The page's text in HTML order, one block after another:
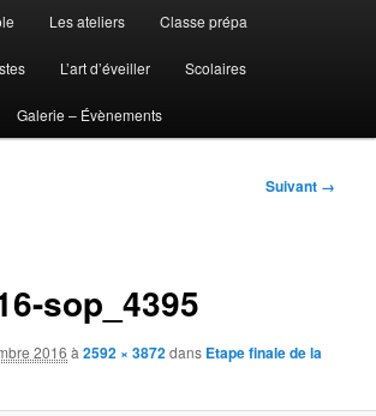
Les ateliers Classe prépa
L’art d’éveiller Scolaires
Galerie – Évènements
Suivant →
sop_4395
2016 à2592 × 3872dans Etape finale de la